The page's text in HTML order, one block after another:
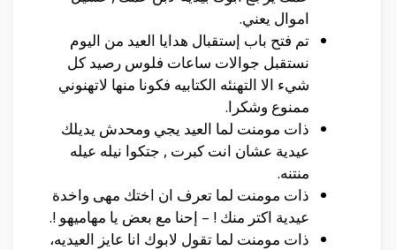
اموال يعني.
تم فتح باب إستقبال هدايا العيد من اليوم
نستقبل جوالات ساعات فلوس رصيد كل
شيء الا التهنئه الكتابيه فكونا منها لاتهنوني
ممنوع وشكرا.
ذات مومنت لما العيد يجي ومحدش يديلك
عيدية عشان انت كبرت , جتكوا نيله عيله
منتنه.
ذات مومنت لما تعرف ان اختك مهى واخدة
عيدية اكتر منك ! – إحنا مع بعض يا مهاميهو !.
ذات مومنت لما تقول لابوك انا عايز العيديه،